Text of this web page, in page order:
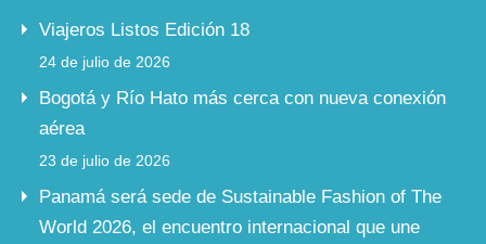
Viajeros Listos Edición 18
24 de julio de 2026
Bogotá y Río Hato más cerca con nueva conexión
aérea
23 de julio de 2026
Panamá será sede de Sustainable Fashion of The
World 2026, el encuentro internacional que une